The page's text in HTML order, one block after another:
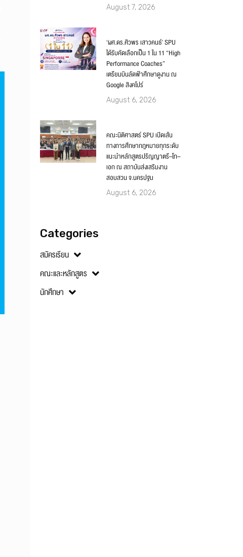
August 7, 2026
‘ผศ.ดร.ศิวพร เสาวคนธ์’ SPU
ได้รับคัดเลือกเป็น 1 ใน 11 “High
Performance Coaches”
เตรียมบินลัดฟ้าศึกษาดูงาน ณ
Google สิงคโปร์
August 6, 2026
คณะนิติศาสตร์ SPU เปิดเส้น
ทางการศึกษากฎหมายทุกระดับ
แนะนำหลักสูตรปริญญาตรี–โท–
เอก ณ สถาบันส่งเสริมงาน
สอบสวน จ.นครปฐม
August 6, 2026
Categories
สมัครเรียน
คณะและหลักสูตร
นักศึกษา